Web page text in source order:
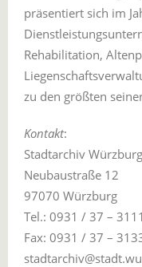
präsentiert sich im
Rehabilitation,
zu den größten
Kontakt:
Stadtarchiv Würzburg
Neubaustraße 12
97070 Würzburg
Tel.: 0931 / 37 – 3111
Fax: 0931 / 37 –